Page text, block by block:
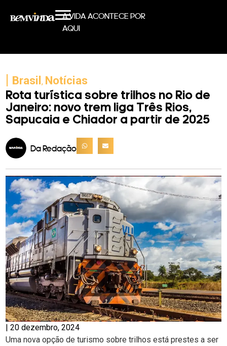
A VIDA ACONTECE POR
AQUI
| Brasil, Notícias
Rota turística sobre trilhos no Rio de
Janeiro: novo trem liga Três Rios,
Sapucaia e Chiador a partir de 2025
Da Redação
| 20 dezembro, 2024
Uma nova opção de turismo sobre trilhos está prestes a ser